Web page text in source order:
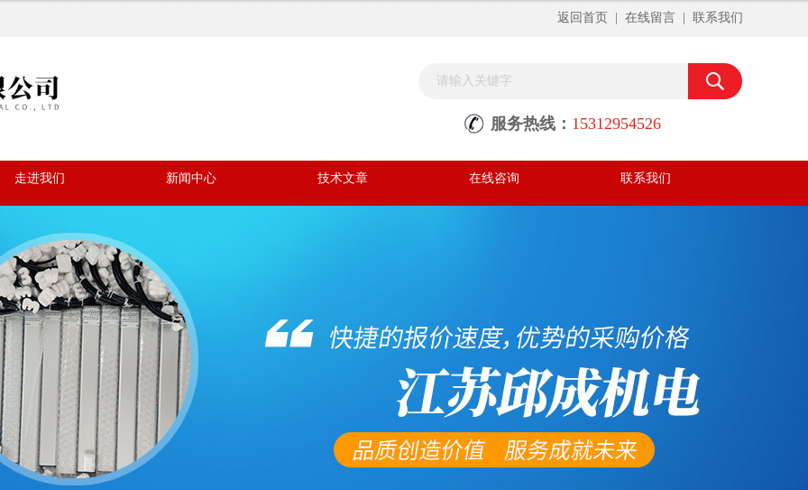
返回首页 在线留言 联系我们
服务热线： 15312954526
走进我们 新闻中心 技术文章 在线咨询 联系我们